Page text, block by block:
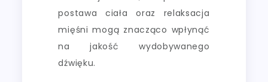
postawa ciała oraz relaksacja
mięśni mogą znacząco wpłynąć
na jakość wydobywanego
dźwięku.